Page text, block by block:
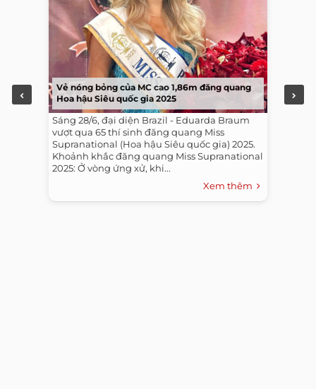
Vẻ nóng bỏng của MC cao 1,86m đăng quang
Hoa hậu Siêu quốc gia 2025
Sáng 28/6, đại diện Brazil - Eduarda Braum
vượt qua 65 thí sinh đăng quang Miss
Supranational (Hoa hậu Siêu quốc gia) 2025.
Khoảnh khắc đăng quang Miss Supranational
2025: Ở vòng ứng xử, khi...
Xem thêm